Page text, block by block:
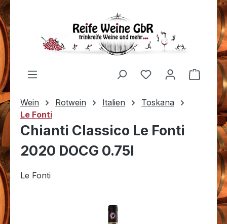
Zum Hauptinhalt springen
Du hast 0
Wein Rotwein Italien
Toskana
Le Fonti
Chianti Classico Le Fonti
2020 DOCG 0.75l
Le Fonti
Bildergalerie überspringen